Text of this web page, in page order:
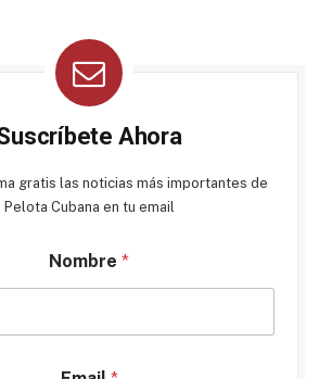
Ahora
gratis las noticias más importantes de
Pelota Cubana en tu email
Nombre *